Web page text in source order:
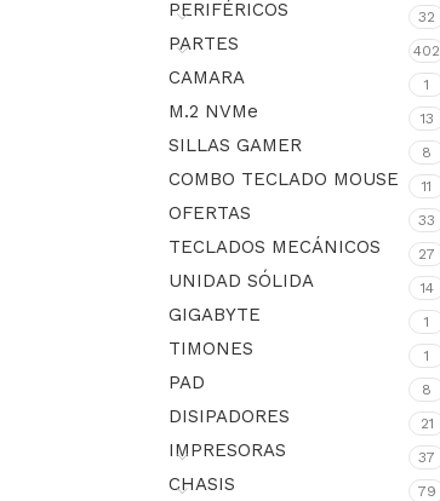
PERIFÉRICOS 32
PARTES 402
CAMARA 1
M.2 NVMe 13
SILLAS GAMER 8
COMBO TECLADO MOUSE 11
OFERTAS 33
TECLADOS MECÁNICOS 27
UNIDAD SÓLIDA 14
GIGABYTE 1
TIMONES 1
PAD 8
DISIPADORES 21
IMPRESORAS 37
CHASIS 79